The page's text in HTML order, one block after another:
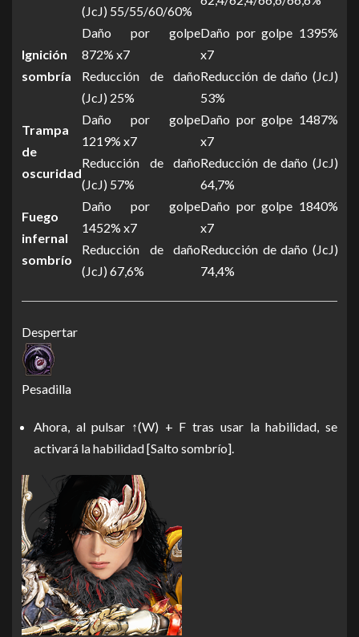
(JcJ) 55/55/60/60%
Ignición
sombría
Daño por golpe
872% x7
Reducción de daño
(JcJ) 25%
Daño por golpe 1395%
x7
Reducción de daño (JcJ)
53%
Trampa
de
oscuridad
Daño por golpe
1219% x7
Reducción de daño
(JcJ) 57%
Daño por golpe 1487%
x7
Reducción de daño (JcJ)
64,7%
Fuego
infernal
sombrío
Daño por golpe
1452% x7
Reducción de daño
(JcJ) 67,6%
Daño por golpe 1840%
x7
Reducción de daño (JcJ)
74,4%
Despertar
Pesadilla
Ahora, al pulsar ↑(W) + F tras usar la habilidad, se
activará la habilidad [Salto sombrío].